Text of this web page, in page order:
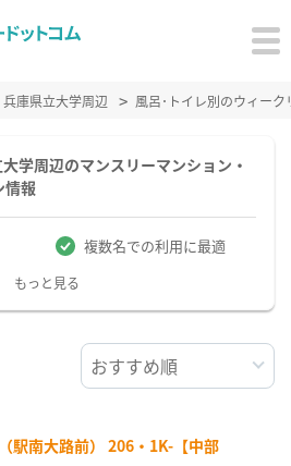
兵庫県立大学周辺 風呂･トイレ別のウィー
学周辺のマンスリーマンション・
情報
複数名での利用に最適
もっと見る
駅南大路前） 206・1K-【中部